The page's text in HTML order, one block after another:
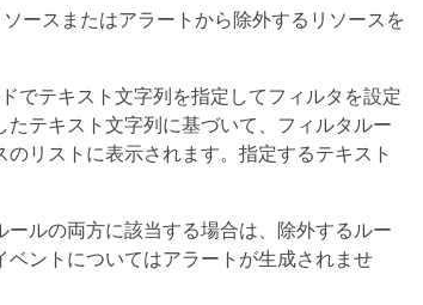
ースまたはアラートから除外するリソースを
でテキスト文字列を指定してフィルタを設定
テキスト文字列に基づいて、フィルタルー
リストに表示されます。指定するテキスト
ルの両方に該当する場合は、除外するルー
ントについてはアラートが生成されませ